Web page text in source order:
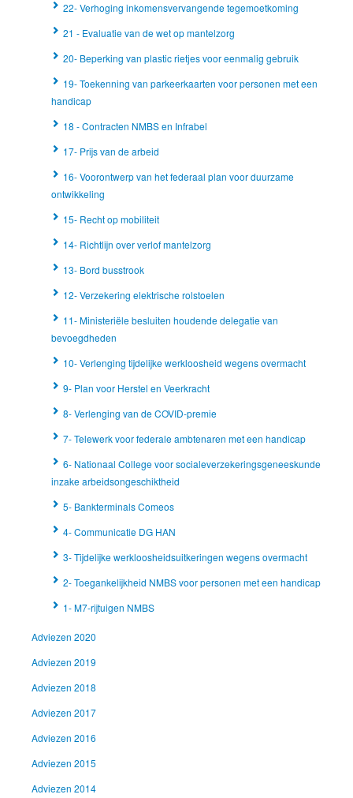
22- Verhoging inkomensvervangende tegemoetkoming
21 - Evaluatie van de wet op mantelzorg
20- Beperking van plastic rietjes voor eenmalig gebruik
19- Toekenning van parkeerkaarten voor personen met een
handicap
18 - Contracten NMBS en Infrabel
17- Prijs van de arbeid
16- Voorontwerp van het federaal plan voor duurzame
ontwikkeling
15- Recht op mobiliteit
14- Richtlijn over verlof mantelzorg
13- Bord busstrook
12- Verzekering elektrische rolstoelen
11- Ministeriële besluiten houdende delegatie van
bevoegdheden
10- Verlenging tijdelijke werkloosheid wegens overmacht
9- Plan voor Herstel en Veerkracht
8- Verlenging van de COVID-premie
7- Telewerk voor federale ambtenaren met een handicap
6- Nationaal College voor socialeverzekeringsgeneeskunde
inzake arbeidsongeschiktheid
5- Bankterminals Comeos
4- Communicatie DG HAN
3- Tijdelijke werkloosheidsuitkeringen wegens overmacht
2- Toegankelijkheid NMBS voor personen met een handicap
1- M7-rijtuigen NMBS
Adviezen 2020
Adviezen 2019
Adviezen 2018
Adviezen 2017
Adviezen 2016
Adviezen 2015
Adviezen 2014